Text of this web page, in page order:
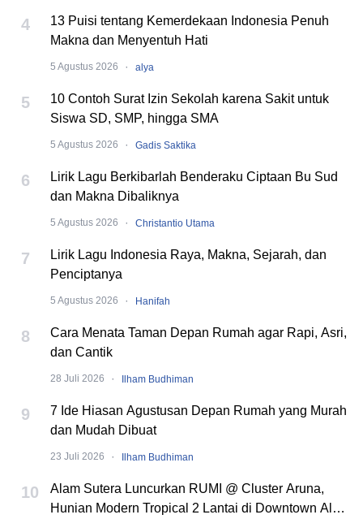
4
13 Puisi tentang Kemerdekaan Indonesia Penuh
Makna dan Menyentuh Hati
5 Agustus 2026 · alya
5
10 Contoh Surat Izin Sekolah karena Sakit untuk
Siswa SD, SMP, hingga SMA
5 Agustus 2026 · Gadis Saktika
6
Lirik Lagu Berkibarlah Benderaku Ciptaan Bu Sud
dan Makna Dibaliknya
5 Agustus 2026 · Christantio Utama
7
Lirik Lagu Indonesia Raya, Makna, Sejarah, dan
Penciptanya
5 Agustus 2026 · Hanifah
8
Cara Menata Taman Depan Rumah agar Rapi, Asri,
dan Cantik
28 Juli 2026 · Ilham Budhiman
9
7 Ide Hiasan Agustusan Depan Rumah yang Murah
dan Mudah Dibuat
23 Juli 2026 · Ilham Budhiman
10
Alam Sutera Luncurkan RUMI @ Cluster Aruna,
Hunian Modern Tropical 2 Lantai di Downtown Alam